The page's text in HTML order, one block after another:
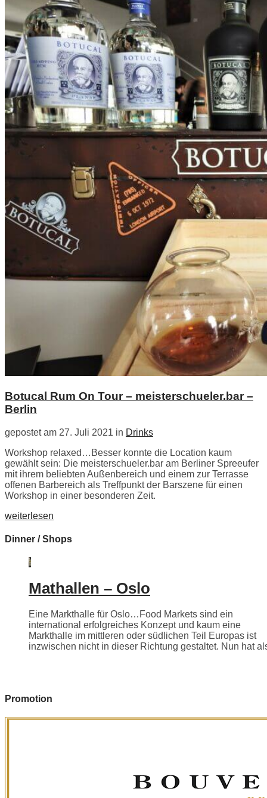
Botucal Rum On Tour – meisterschueler.bar –
Berlin
gepostet am 27. Juli 2021 in Drinks
Workshop relaxed…Besser konnte die Location kaum
gewählt sein: Die meisterschueler.bar am Berliner Spreeufer
mit ihrem beliebten Außenbereich und einem zur Terrasse
offenen Barbereich als Treffpunkt der Barszene für einen
Workshop in einer besonderen Zeit.
weiterlesen
Dinner / Shops
Mathallen – Oslo
Eine Markthalle für Oslo…Food Markets sind ein
international erfolgreiches Konzept und kaum eine
Markthalle im mittleren oder südlichen Teil Europas ist
inzwischen nicht in dieser Richtung gestaltet. Nun hat
Promotion